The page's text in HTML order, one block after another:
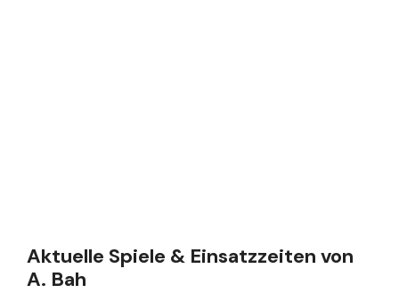
Aktuelle Spiele & Einsatzzeiten von
A. Bah